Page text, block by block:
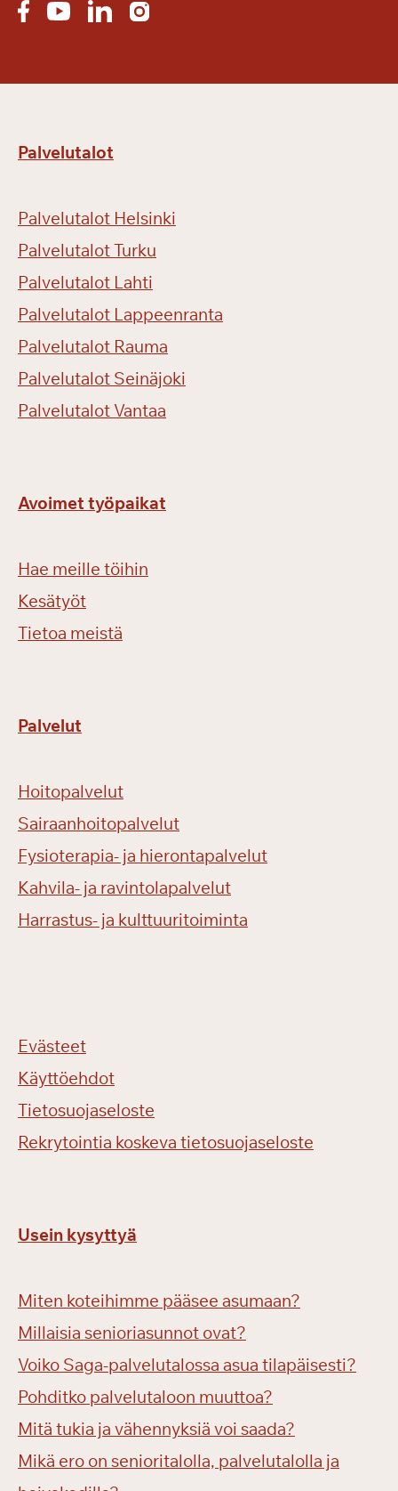
Palvelutalot
Palvelutalot Helsinki
Palvelutalot Turku
Palvelutalot Lahti
Palvelutalot Lappeenranta
Palvelutalot Rauma
Palvelutalot Seinäjoki
Palvelutalot Vantaa
Avoimet työpaikat
Hae meille töihin
Kesätyöt
Tietoa meistä
Palvelut
Hoitopalvelut
Sairaanhoitopalvelut
Fysioterapia- ja hierontapalvelut
Kahvila- ja ravintolapalvelut
Harrastus- ja kulttuuritoiminta
Evästeet
Käyttöehdot
Tietosuojaseloste
Rekrytointia koskeva tietosuojaseloste
Usein kysyttyä
Miten koteihimme pääsee asumaan?
Millaisia senioriasunnot ovat?
Voiko Saga-palvelutalossa asua tilapäisesti?
Pohditko palvelutaloon muuttoa?
Mitä tukia ja vähennyksiä voi saada?
Mikä ero on senioritalolla, palvelutalolla ja